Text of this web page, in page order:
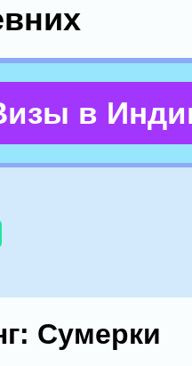
в
Сумерки